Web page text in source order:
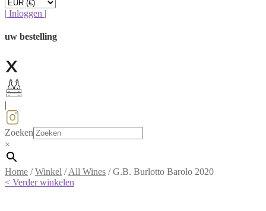
| Inloggen |
uw bestelling
Zoeken
×
Home /Winkel /All Wines /G.B. Burlotto Barolo 2020
< Verder winkelen